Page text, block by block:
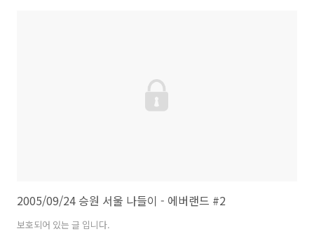
2005/09/24 승원 서울 나들이 - 에버랜드 #2
보호되어 있는 글 입니다.